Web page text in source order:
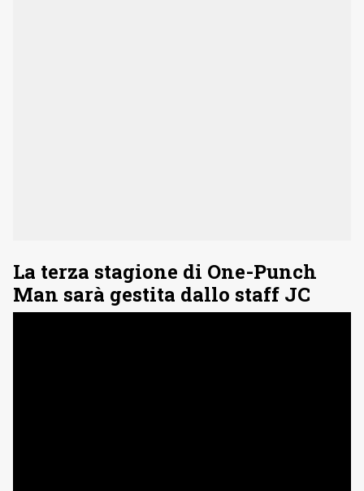
La terza stagione di One-Punch
Man sarà gestita dallo staff JC